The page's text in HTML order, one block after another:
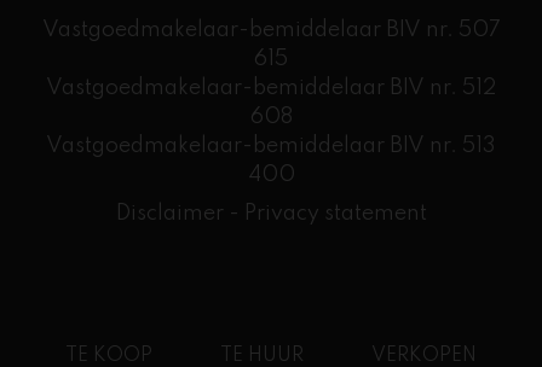
Vastgoedmakelaar-bemiddelaar BIV nr. 507
615
Vastgoedmakelaar-bemiddelaar BIV nr. 512
608
​Vastgoedmakelaar-bemiddelaar BIV nr. 513
400
Disclaimer - Privacy statement
TE KOOP TE HUUR VERKOPEN